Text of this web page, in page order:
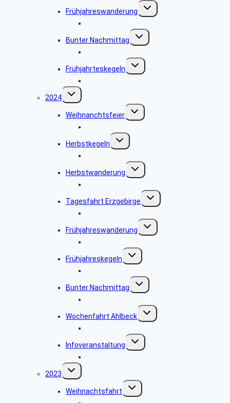
Frühjahreswanderung
Untermenü
umschalten
Bunter Nachmittag
Untermenü
umschalten
Frühjahrteskegeln
Untermenü
umschalten
2024
Untermenü
umschalten
Weihnanchtsfeier
Untermenü
umschalten
Herbstkegeln
Untermenü
umschalten
Herbstwanderung
Untermenü
umschalten
Tagesfahrt Erzgebirge
Untermenü
umschalten
Frühjahreswanderung
Untermenü
umschalten
Frühjahreskegeln
Untermenü
umschalten
Bunter Nachmittag
Untermenü
umschalten
Wochenfahrt Ahlbeck
Untermenü
umschalten
Infoveranstaltung
Untermenü
umschalten
2023
Untermenü
umschalten
Weihnachtsfahrt
Untermenü
umschalten